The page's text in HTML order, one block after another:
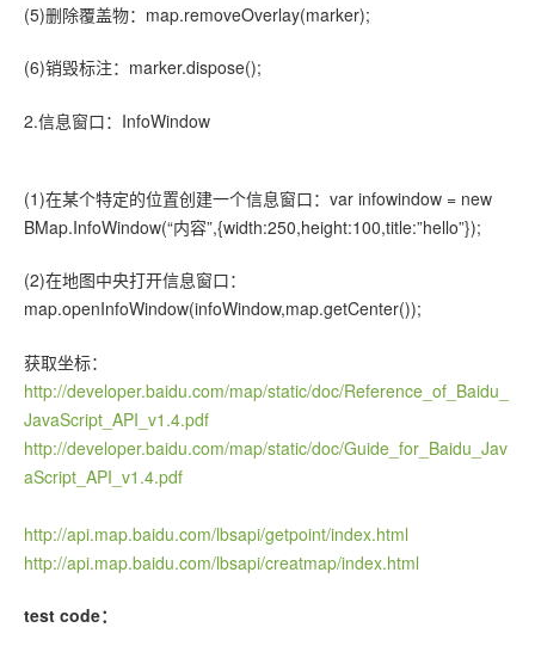
(5)删除覆盖物：map.removeOverlay(marker);
(6)销毁标注：marker.dispose();
2.信息窗口：InfoWindow
(1)在某个特定的位置创建一个信息窗口：var infowindow = new
BMap.InfoWindow(“内容”,{width:250,height:100,title:”hello”});
(2)在地图中央打开信息窗口：
map.openInfoWindow(infoWindow,map.getCenter());
获取坐标：
http://developer.baidu.com/map/static/doc/Reference_of_Baidu_
JavaScript_API_v1.4.pdf
http://developer.baidu.com/map/static/doc/Guide_for_Baidu_Jav
aScript_API_v1.4.pdf
http://api.map.baidu.com/lbsapi/getpoint/index.html
http://api.map.baidu.com/lbsapi/creatmap/index.html
test code：